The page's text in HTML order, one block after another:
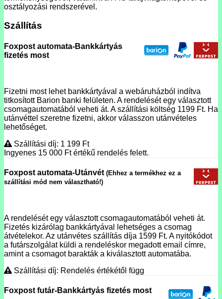
osztályozási rendszerével.
Szállítás
Foxpost automata-Bankkártyás
fizetés most
Fizetni most lehet bankkártyával a webáruházból indítva
titkosított Barion banki felületen. A rendelését egy választott
csomagautomatából veheti át. A szállítási költség 1199 Ft. Ha
utánvéttel szeretne fizetni, akkor válasszon utánvételes
lehetőséget.
Szállítási díj: 1 199 Ft
Ingyenes 15 000 Ftértékű rendelés felett.
Foxpost automata-Utánvét (Ehhez a termékhez ez a
szállítási mód nem választható!)
A rendelését egy választott csomagautomatából veheti át.
Fizetés kizárólag bankkártyával lehetséges a csomag
átvételekor. Az utánvétes szállítás díja 1599 Ft. A nyitókódot
a futárszolgálat küldi a rendeléskor megadott email címre,
amint a csomagot barakták a kiválasztott automatába.
Szállítási díj: Rendelés értékétől függ
Foxpost futár-Bankkártyás fizetés most